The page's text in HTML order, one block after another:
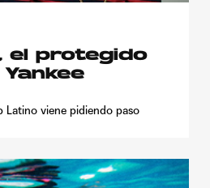
el protegido
Latino viene pidiendo paso